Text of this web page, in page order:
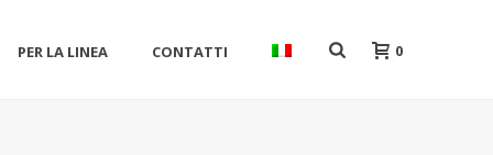
PER LA LINEA CONTATTI 0